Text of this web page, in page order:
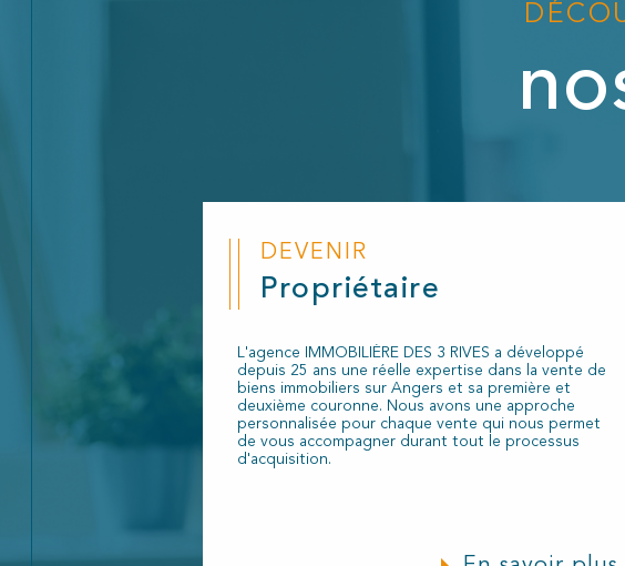
DEVENIR
Propriétaire
L'agence IMMOBILIÈRE DES 3 RIVES a développé
depuis 25 ans une réelle expertise dans la vente de
biens immobiliers sur Angers et sa première et
deuxième couronne. Nous avons une approche
personnalisée pour chaque vente qui nous permet
de vous accompagner durant tout le processus
d'acquisition.